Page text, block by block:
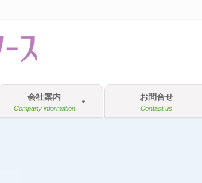
会社案内
Company information
お問合せ
Contact us